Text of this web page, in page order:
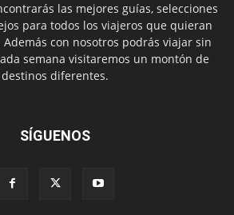
las mejores guías, selecciones
para todos los viajeros que quieran
con nosotros podrás viajar sin
semana visitaremos un montón de
destinos diferentes.
SÍGUENOS